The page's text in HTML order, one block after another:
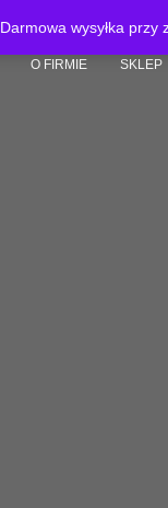
Darmowa wysyłka przy
O FIRMIE SKLEP